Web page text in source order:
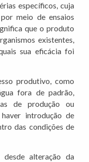
específicos, cuja
meio de ensaios
que o produto
existentes,
sua eficácia foi
produtivo, como
fora de padrão,
de produção ou
introdução de
das condições de
desde alteração da